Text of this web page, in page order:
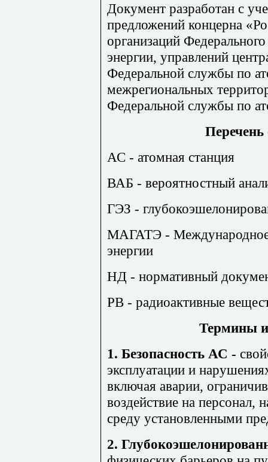
Документ разработан с
предложений концерна
организаций
энергии, управлений
Федеральной службы по
межрегиональных
Федеральной службы по
АС - атомная станция
ВАБ - вероятностный
ГЭЗ -
МАГАТЭ - Международное
энергии
НД - нормативный
РВ - радиоактивные
Термины и
1. Безопасность АС -
эксплуатации и
включая аварии,
воздействие на
среду установленными
2.